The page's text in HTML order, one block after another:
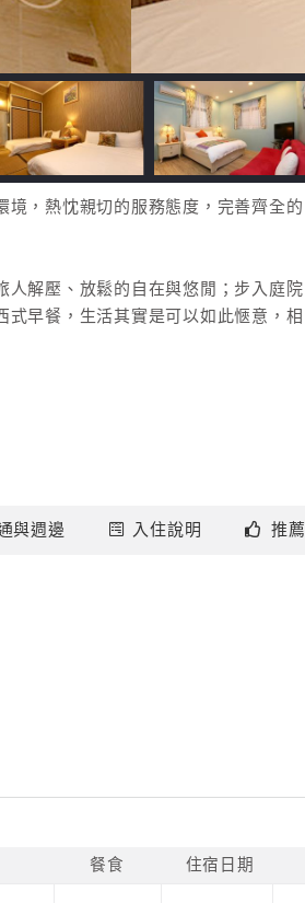
境，熱忱親切的服務態度，完善齊全的
人解壓、放鬆的自在與悠閒；步入庭院
早餐，生活其實是可以如此愜意，相
與週邊 入住說明 推薦
餐食 住宿日期